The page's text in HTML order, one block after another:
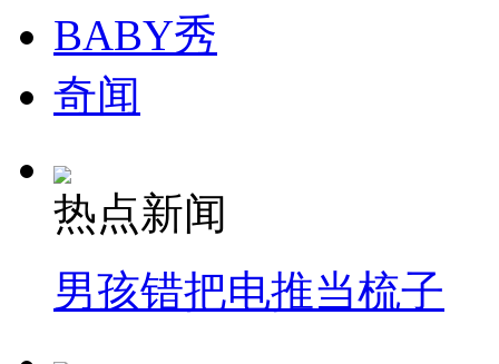
BABY秀
奇闻
热点新闻
男孩错把电推当梳子